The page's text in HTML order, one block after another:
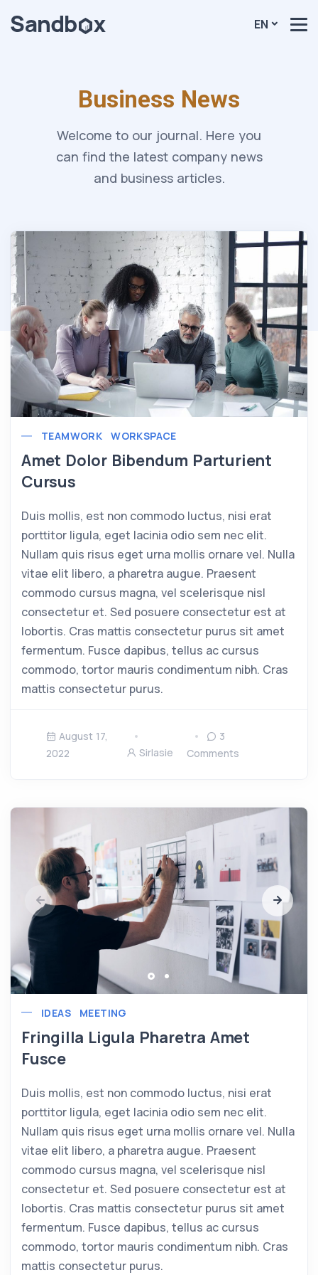
EN
Business News
Welcome to our journal. Here you
can find the latest company news
and business articles.
TEAMWORK WORKSPACE
Amet Dolor Bibendum Parturient
Cursus
Duis mollis, est non commodo luctus, nisi erat
porttitor ligula, eget lacinia odio sem nec elit.
Nullam quis risus eget urna mollis ornare vel. Nulla
vitae elit libero, a pharetra augue. Praesent
commodo cursus magna, vel scelerisque nisl
consectetur et. Sed posuere consectetur est at
lobortis. Cras mattis consectetur purus sit amet
fermentum. Fusce dapibus, tellus ac cursus
commodo, tortor mauris condimentum nibh. Cras
mattis consectetur purus.
August 17,
2022
Sirlasie
3
Comments
IDEAS MEETING
Fringilla Ligula Pharetra Amet
Fusce
Duis mollis, est non commodo luctus, nisi erat
porttitor ligula, eget lacinia odio sem nec elit.
Nullam quis risus eget urna mollis ornare vel. Nulla
vitae elit libero, a pharetra augue. Praesent
commodo cursus magna, vel scelerisque nisl
consectetur et. Sed posuere consectetur est at
lobortis. Cras mattis consectetur purus sit amet
fermentum. Fusce dapibus, tellus ac cursus
commodo, tortor mauris condimentum nibh. Cras
mattis consectetur purus.